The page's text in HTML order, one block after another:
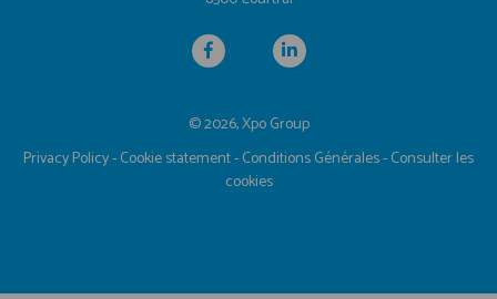
© 2026, Xpo Group
Privacy Policy-Cookie statement-Conditions Générales-Consulter les
cookies